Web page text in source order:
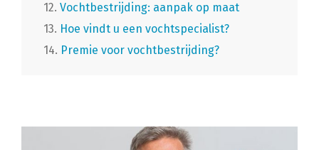
12. Vochtbestrijding: aanpak op maat
13. Hoe vindt u een vochtspecialist?
14. Premie voor vochtbestrijding?